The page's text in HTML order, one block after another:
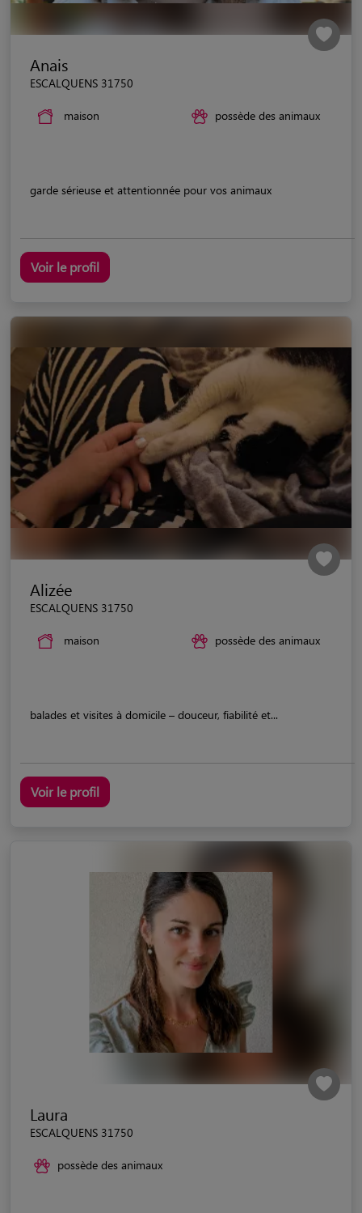
Anais
ESCALQUENS 31750
maison possède des animaux
garde sérieuse et attentionnée pour vos animaux
Voir le profil
Alizée
ESCALQUENS 31750
maison possède des animaux
balades et visites à domicile – douceur, fiabilité et...
Voir le profil
Laura
ESCALQUENS 31750
possède des animaux